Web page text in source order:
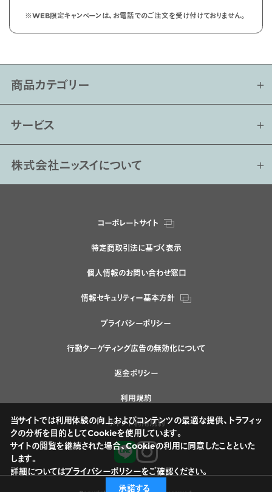
※WEB限定キャンペーンは、お電話でのご注文を受け付けておりません。
商品カテゴリー
サービス
株式会社ニッスイについて
コーポレートサイト
特定商取引法に基づく表示
個人情報のお問い合わせ窓口
情報セキュリティー基本方針
プライバシーポリシー
行動ターゲティング広告の無効化について
返金ポリシー
利用規約
ポイント利用規約
当サイトでは利用体験の向上およびコンテンツの最適な提供、トラフィッ
クの分析を目的としてCookieを使用しています。
サイトの閲覧を継続された場合、Cookieの利用に同意したことといた
します。
詳細についてはプライバシーポリシーをご確認ください。
承諾する